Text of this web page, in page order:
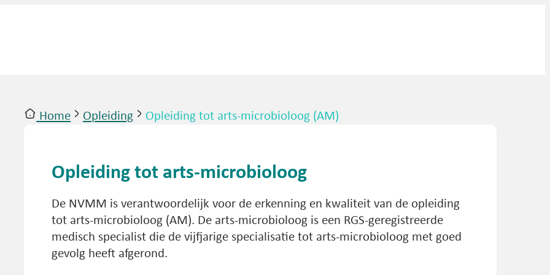
Home Opleiding Opleiding tot arts-microbioloog (AM)
Opleiding tot arts-microbioloog
De NVMM is verantwoordelijk voor de erkenning en kwaliteit van de opleiding
tot arts-microbioloog (AM). De arts-microbioloog is een RGS-geregistreerde
medisch specialist die de vijfjarige specialisatie tot arts-microbioloog met goed
gevolg heeft afgerond.